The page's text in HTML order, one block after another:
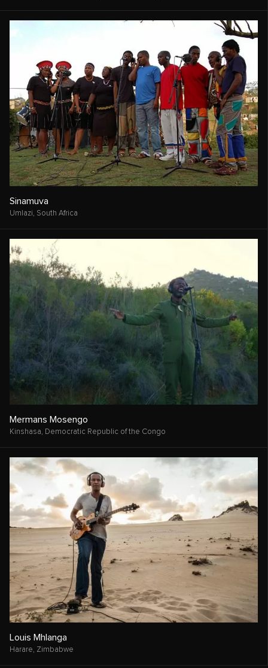
Sinamuva
Umlazi, South Africa
Mermans Mosengo
Kinshasa, Democratic Republic of the Congo
Louis Mhlanga
Harare, Zimbabwe